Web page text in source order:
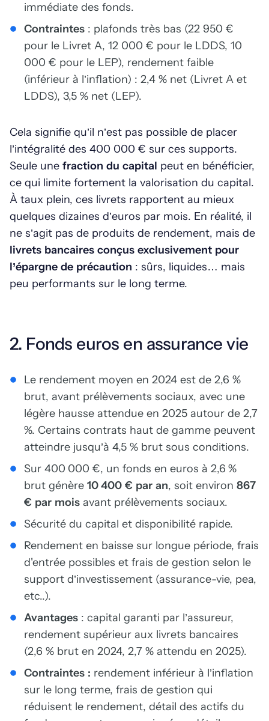
immédiate des fonds.
Contraintes : plafonds très bas (22 950 €
pour le Livret A, 12 000 € pour le LDDS, 10
000 € pour le LEP), rendement faible
(inférieur à l’inflation) : 2,4 % net (Livret A et
LDDS), 3,5 % net (LEP).
Cela signifie qu’il n’est pas possible de placer
l’intégralité des 400 000 € sur ces supports.
Seule une fraction du capital peut en bénéficier,
ce qui limite fortement la valorisation du capital.
À taux plein, ces livrets rapportent au mieux
quelques dizaines d’euros par mois. En réalité, il
ne s’agit pas de produits de rendement, mais de
livrets bancaires conçus exclusivement pour
l’épargne de précaution : sûrs, liquides… mais
peu performants sur le long terme.
2. Fonds euros en assurance vie
Le rendement moyen en 2024 est de 2,6 %
brut, avant prélèvements sociaux, avec une
légère hausse attendue en 2025 autour de 2,7
%. Certains contrats haut de gamme peuvent
atteindre jusqu’à 4,5 % brut sous conditions.
Sur 400 000 €, un fonds en euros à 2,6 %
brut génère 10 400 € par an, soit environ 867
€ par mois avant prélèvements sociaux.
Sécurité du capital et disponibilité rapide.
Rendement en baisse sur longue période, frais
d'entrée possibles et frais de gestion selon le
support d’investissement (assurance-vie, pea,
etc..).
Avantages : capital garanti par l’assureur,
rendement supérieur aux livrets bancaires
(2,6 % brut en 2024, 2,7 % attendu en 2025).
Contraintes : rendement inférieur à l’inflation
sur le long terme, frais de gestion qui
réduisent le rendement, détail des actifs du